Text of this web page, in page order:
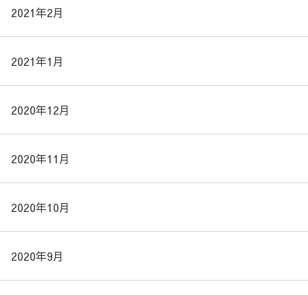
2021年2月
2021年1月
2020年12月
2020年11月
2020年10月
2020年9月